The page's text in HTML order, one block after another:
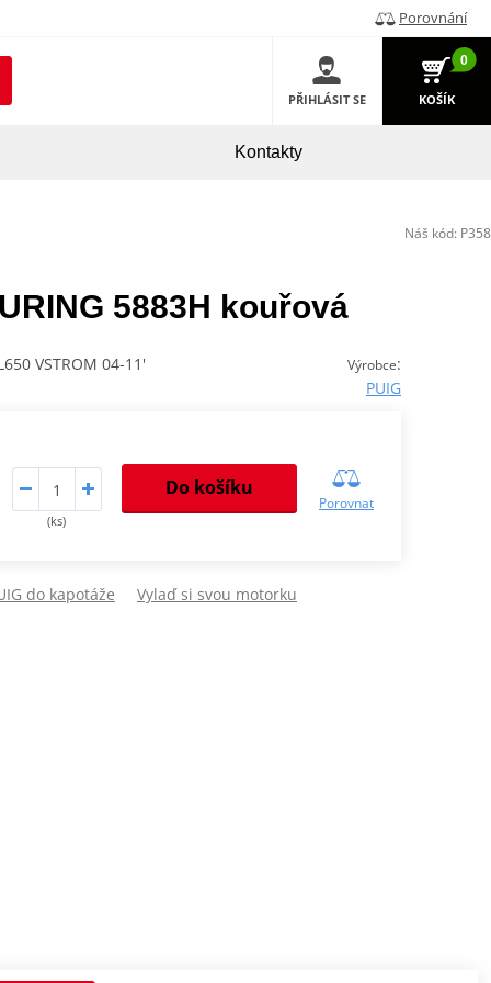
Porovnání
PŘIHLÁSIT SE
0
KOŠÍK
Kontakty
5883H kouřová
Výrobce:
PUIG
VSTROM 04-11'
(ks)
Do košíku
Porovnat
do kapotáže Vylaď si svou motorku
Náš kód: P358